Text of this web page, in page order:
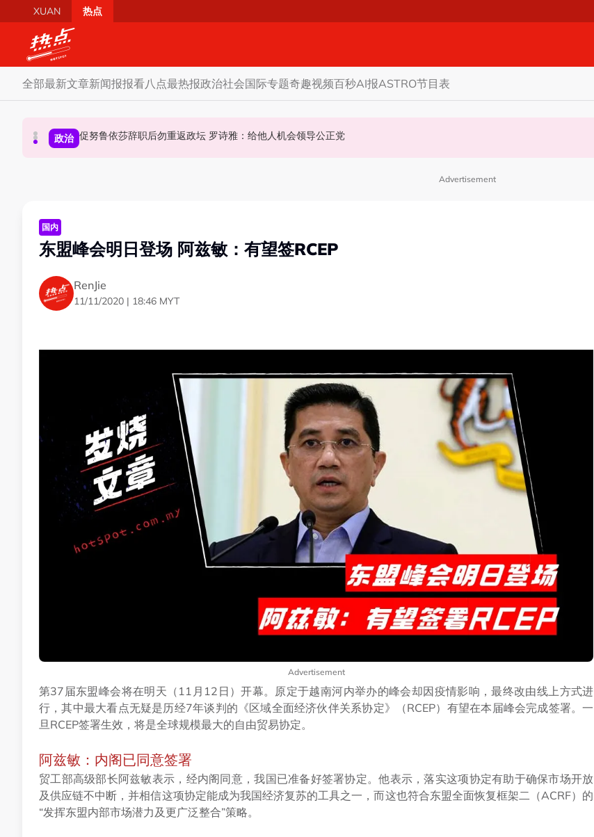
Skip to main content
XUAN 热点
全部最新文章新闻报报看八点最热报政治社会国际专题奇趣视频百秒AI报ASTRO节目表
政治 炮轰哈迪不了解章程 阿兹敏：国盟无“自动退盟”规定
政治 促努鲁依莎辞职后勿重返政坛 罗诗雅：给他人机会领导公正党
国际 泰校园枪击案酿8师生亡 枪手疑遭长期遭霸凌成导火索
Advertisement
国内
东盟峰会明日登场 阿兹敏：有望签RCEP
RenJie
11/11/2020 | 18:46 MYT
Advertisement
第37届东盟峰会将在明天（11月12日）开幕。原定于越南河内举办的峰会却因疫情影响，最终改由线上方式进
行，其中最大看点无疑是历经7年谈判的《区域全面经济伙伴关系协定》（RCEP）有望在本届峰会完成签署。一
旦RCEP签署生效，将是全球规模最大的自由贸易协定。
阿兹敏：内阁已同意签署
贸工部高级部长阿兹敏表示，经内阁同意，我国已准备好签署协定。他表示，落实这项协定有助于确保市场开放
及供应链不中断，并相信这项协定能成为我国经济复苏的工具之一，而这也符合东盟全面恢复框架二（ACRF）的
“发挥东盟内部市场潜力及更广泛整合”策略。